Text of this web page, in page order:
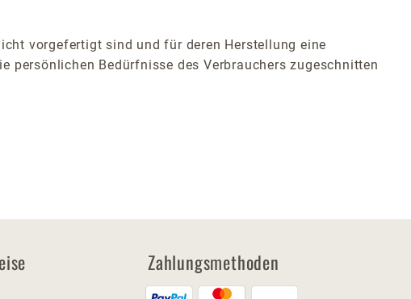
vorgefertigt sind und für deren Herstellung eine
Bedürfnisse des Verbrauchers zugeschnitten
Zahlungsmethoden